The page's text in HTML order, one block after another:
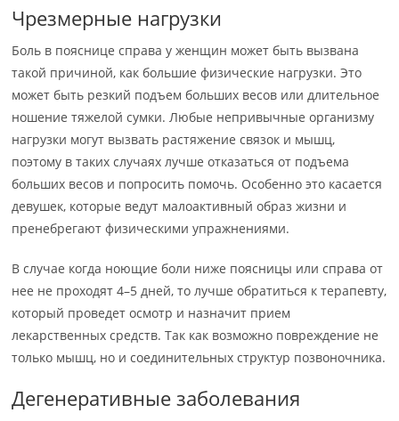
Чрезмерные нагрузки
Боль в пояснице справа у женщин может быть вызвана
такой причиной, как большие физические нагрузки. Это
может быть резкий подъем больших весов или длительное
ношение тяжелой сумки. Любые непривычные организму
нагрузки могут вызвать растяжение связок и мышц,
поэтому в таких случаях лучше отказаться от подъема
больших весов и попросить помочь. Особенно это касается
девушек, которые ведут малоактивный образ жизни и
пренебрегают физическими упражнениями.
В случае когда ноющие боли ниже поясницы или справа от
нее не проходят 4–5 дней, то лучше обратиться к терапевту,
который проведет осмотр и назначит прием
лекарственных средств. Так как возможно повреждение не
только мышц, но и соединительных структур позвоночника.
Дегенеративные заболевания